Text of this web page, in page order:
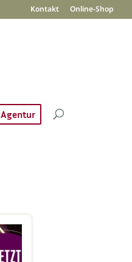
Kontakt Online-Shop
Agentur